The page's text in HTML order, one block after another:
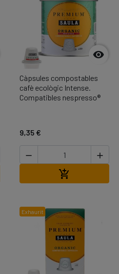

Càpsules compostables
cafè ecològic Intense.
Compatibles nespresso®
9,35 €
 

Exhaurit